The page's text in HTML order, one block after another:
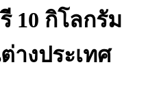
10 กิโลกรัม
างประเทศ